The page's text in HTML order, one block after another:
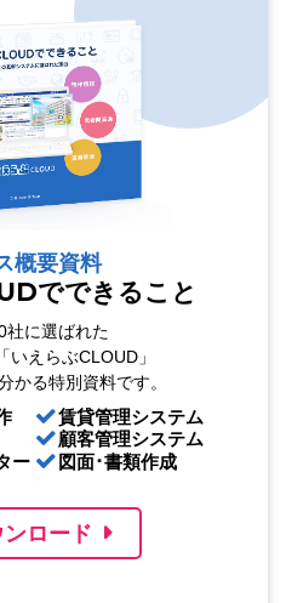
概要資料
でできること
社に選ばれた
いえらぶCLOUD」
かる特別資料です。
ー
賃貸管理システム
顧客管理システム
図面･書類作成
ロード